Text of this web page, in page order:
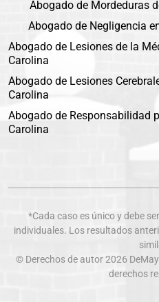
Abogado de Mordeduras
Abogado de Negligencia
Abogado de Lesiones de la
Carolina
Abogado de Lesiones
Carolina
Abogado de Responsabilidad
Carolina
*Cada caso es único y debe
individuales. Los resultados
© Derechos de autor 2026
derechos